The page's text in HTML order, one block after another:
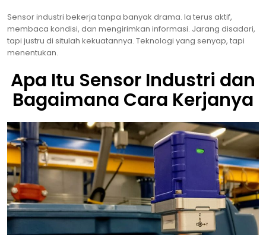
Sensor industri bekerja tanpa banyak drama. Ia terus aktif,
membaca kondisi, dan mengirimkan informasi. Jarang disadari,
tapi justru di situlah kekuatannya. Teknologi yang senyap, tapi
menentukan.
Apa Itu Sensor Industri dan
Bagaimana Cara Kerjanya